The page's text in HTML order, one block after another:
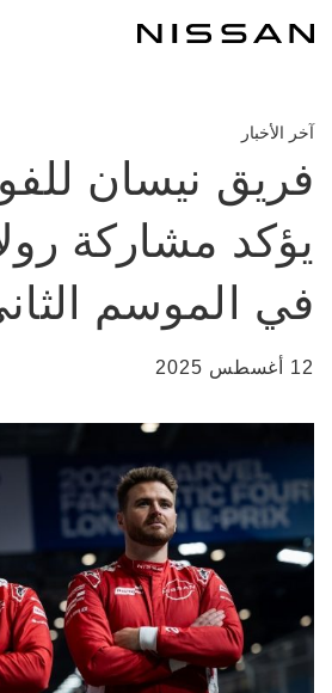
المحتوى
آخر الأخبار
فريق نيسان
يؤكد مشاركة
في الموسم
12 أغسطس 2025